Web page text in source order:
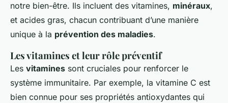
notre bien-être. Ils incluent des vitamines, minéraux,
et acides gras, chacun contribuant d’une manière
unique à la prévention des maladies.
Les vitamines et leur rôle préventif
Les vitamines sont cruciales pour renforcer le
système immunitaire. Par exemple, la vitamine C est
bien connue pour ses propriétés antioxydantes qui